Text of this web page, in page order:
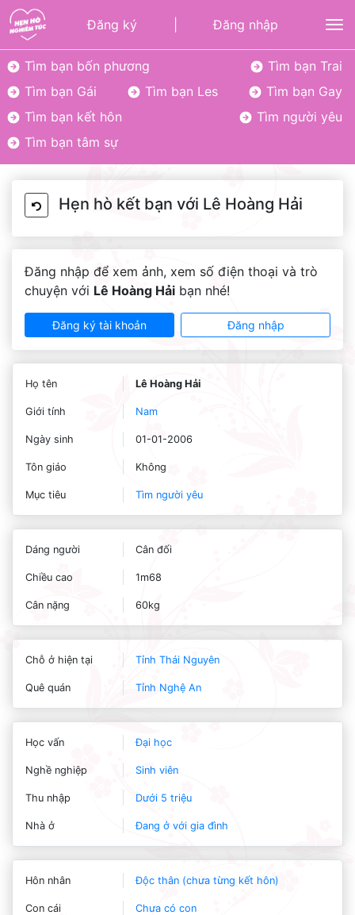
Đăng ký Đăng nhập
Tìm bạn bốn phương
Tìm bạn Trai
Tìm bạn Gái
Tìm bạn Les
Tìm bạn Gay
Tìm bạn kết hôn
Tìm người yêu
Tìm bạn tâm sự
Hẹn hò kết bạn với Lê Hoàng Hải
Đăng nhập để xem ảnh, xem số điện thoại và trò
chuyện với Lê Hoàng Hải bạn nhé!
Đăng ký tài khoản Đăng nhập
Họ tên Lê Hoàng Hải
Giới tính Nam
Ngày sinh 01-01-2006
Tôn giáo Không
Mục tiêu Tìm người yêu
Dáng người Cân đối
Chiều cao 1m68
Cân nặng 60kg
Chỗ ở hiện tại Tỉnh Thái Nguyên
Quê quán Tỉnh Nghệ An
Học vấn Đại học
Nghề nghiệp Sinh viên
Thu nhập Dưới 5 triệu
Nhà ở Đang ở với gia đình
Hôn nhân Độc thân (chưa từng kết hôn)
Con cái Chưa có con